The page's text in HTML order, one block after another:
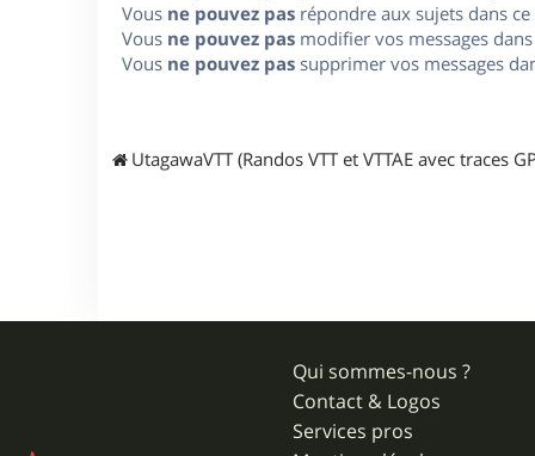
Vous ne pouvez pas répondre aux sujets dans
Vous ne pouvez pas modifier vos messages
Vous ne pouvez pas supprimer vos messages
UtagawaVTT (Randos VTT et VTTAE avec traces
Qui sommes-nous ?
Contact & Logos
Services pros